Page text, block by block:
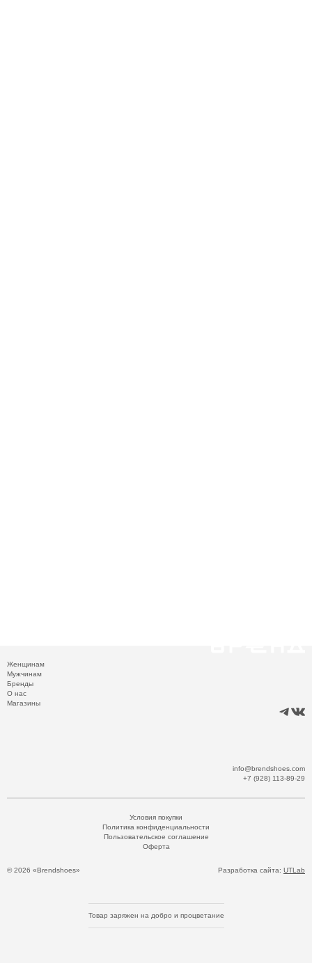
Женщинам
Мужчинам
Бренды
О нас
Магазины
info@brendshoes.com
+7 (928) 113-89-29
© 2026 «Brendshoes»
Условия покупки
Политика конфиденциальности
Пользовательское соглашение
Оферта
Разработка сайта: UTLab
Товар заряжен на добро и процветание